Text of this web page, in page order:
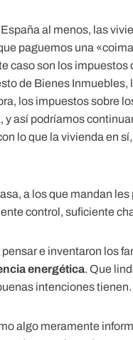
al menos, las
paguemos una
caso son los impuestos
de Bienes Inmuebles,
los impuestos sobre
y así podríamos
lo que la vivienda en sí,
a los que mandan les
control, suficiente
e inventaron los
energética. Que
intenciones
algo meramente